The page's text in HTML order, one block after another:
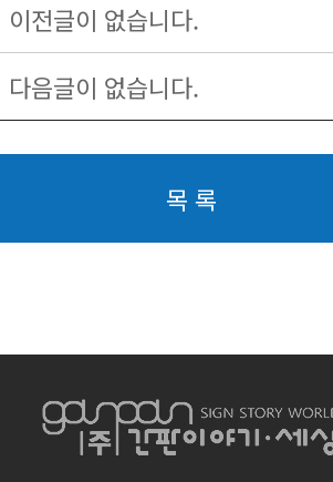
이전글이 없습니다.
다음글이 없습니다.
목 록